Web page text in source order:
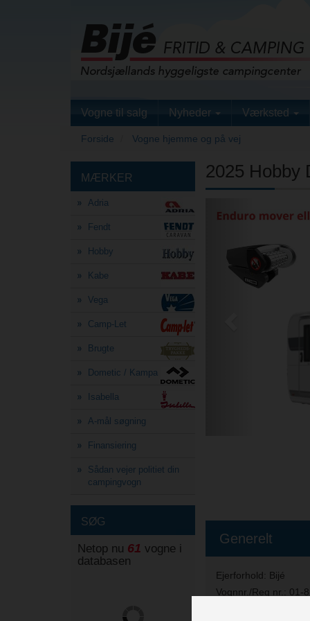
Vogne til salg Nyheder Værksted
Forside Vogne hjemme og på vej
2025 Hobby
Generelt
Ejerforhold: Bijé
Vognnr./Reg nr.: 01-
MÆRKER
Adria
Fendt
Hobby
Kabe
Vega
Camp-Let
Brugte
Dometic / Kampa
Isabella
A-mål søgning
Finansiering
Sådan vejer politiet din
campingvogn
SØG
Netop nu 61 vogne i
databasen